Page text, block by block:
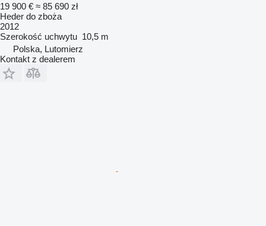
19 900 € ≈ 85 690 zł
Heder do zboża
2012
Szerokość uchwytu 10,5 m
Polska, Lutomierz
Kontakt z dealerem